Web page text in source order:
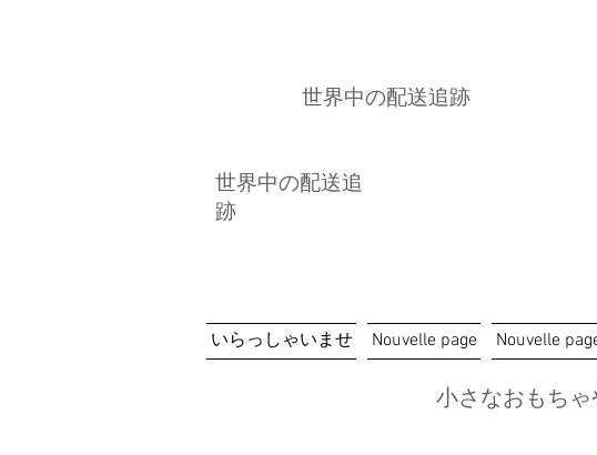
世界中の配送追跡
世界中の配送追
跡
いらっしゃいませ Nouvelle page Nouvelle
小さなおもち